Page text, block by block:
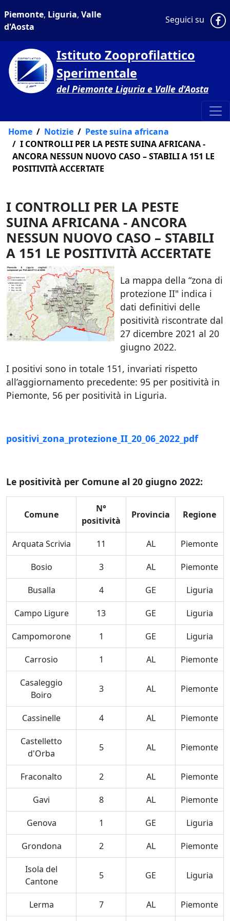
Piemonte, Liguria, Valle
d'Aosta
Seguici su
Istituto Zooprofilattico
Sperimentale
del Piemonte Liguria e Valle d'Aosta
Home Notizie
Peste suina africana
I CONTROLLI PER LA PESTE SUINA AFRICANA -
ANCORA NESSUN NUOVO CASO – STABILI A 151 LE
POSITIVITÀ ACCERTATE
I CONTROLLI PER LA PESTE
SUINA AFRICANA - ANCORA
NESSUN NUOVO CASO – STABILI
A 151 LE POSITIVITÀ ACCERTATE
La mappa della “zona di
protezione II" indica i
dati definitivi delle
positività riscontrate dal
27 dicembre 2021 al 20
giugno 2022.
I positivi sono in totale 151, invariati rispetto
all’aggiornamento precedente: 95 per positività in
Piemonte, 56 per positività in Liguria.
positivi_zona_protezione_II_20_06_2022_pdf
Le positività per Comune al 20 giugno 2022:
Comune
N°
positività
Provincia Regione
Arquata Scrivia 11 AL Piemonte
Bosio 3 AL Piemonte
Busalla 4 GE Liguria
Campo Ligure 13 GE Liguria
Campomorone 1 GE Liguria
Carrosio 1 AL Piemonte
Casaleggio
Boiro
3 AL Piemonte
Cassinelle 4 AL Piemonte
Castelletto
d'Orba
5 AL Piemonte
Fraconalto 2 AL Piemonte
Gavi 8 AL Piemonte
Genova 1 GE Liguria
Grondona 2 AL Piemonte
Isola del
Cantone
5 GE Liguria
Lerma 7 AL Piemonte